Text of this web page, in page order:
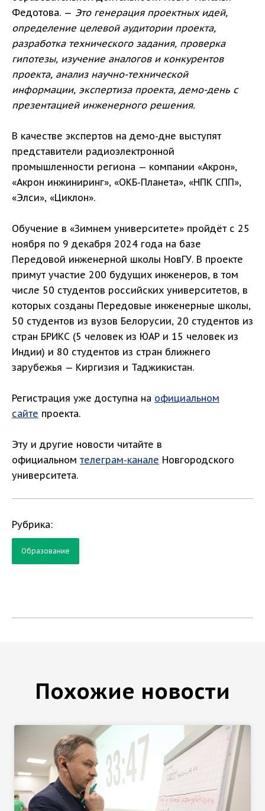
Федотова. ­— Это генерация проектных идей,
определение целевой аудитории проекта,
разработка технического задания, проверка
гипотезы, изучение аналогов и конкурентов
проекта, анализ научно-технической
информации, экспертиза проекта, демо-день с
презентацией инженерного решения.
В качестве экспертов на демо-дне выступят
представители радиоэлектронной
промышленности региона — компании «Акрон»,
«Акрон инжиниринг», «ОКБ-Планета», «НПК СПП»,
«Элси», «Циклон».
Обучение в «Зимнем университете» пройдёт с 25
ноября по 9 декабря 2024 года на базе
Передовой инженерной школы НовГУ. В проекте
примут участие 200 будущих инженеров, в том
числе 50 студентов российских университетов, в
которых созданы Передовые инженерные школы,
50 студентов из вузов Белорусии, 20 студентов из
стран БРИКС (5 человек из ЮАР и 15 человек из
Индии) и 80 студентов из стран ближнего
зарубежья — Киргизия и Таджикистан.
Регистрация уже доступна на официальном
сайте проекта.
Эту и другие новости читайте в
официальном телеграм-канале Новгородского
университета.
Рубрика:
Образование
Похожие новости